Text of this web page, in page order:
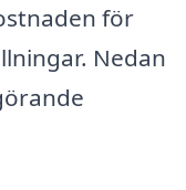
för
Nedan